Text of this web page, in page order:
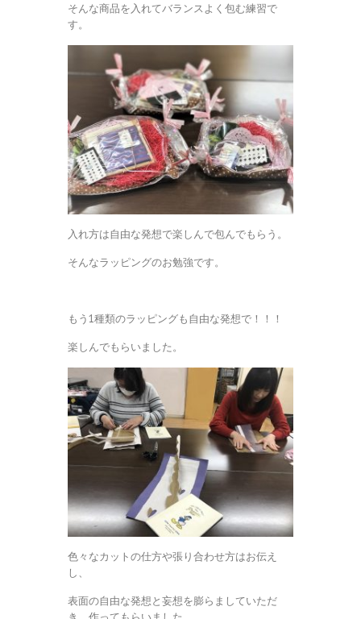
そんな商品を入れてバランスよく包む練習で
す。
入れ方は自由な発想で楽しんで包んでもらう。
そんなラッピングのお勉強です。
もう1種類のラッピングも自由な発想で！！！
楽しんでもらいました。
色々なカットの仕方や張り合わせ方はお伝え
し、
表面の自由な発想と妄想を膨らましていただ